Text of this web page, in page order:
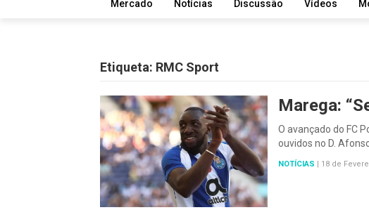
Mercado Notícias Discussão Vídeos
Etiqueta: RMC Sport
Marega:
O avançado do FC
ouvidos no D.
NOTÍCIAS | 18 de